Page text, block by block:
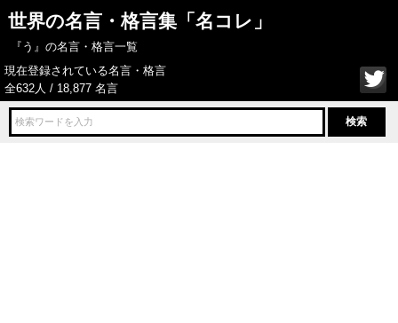
世界の名言・格言集「名コレ」
『う』の名言・格言一覧
現在登録されている名言・格言
全632人 / 18,877 名言